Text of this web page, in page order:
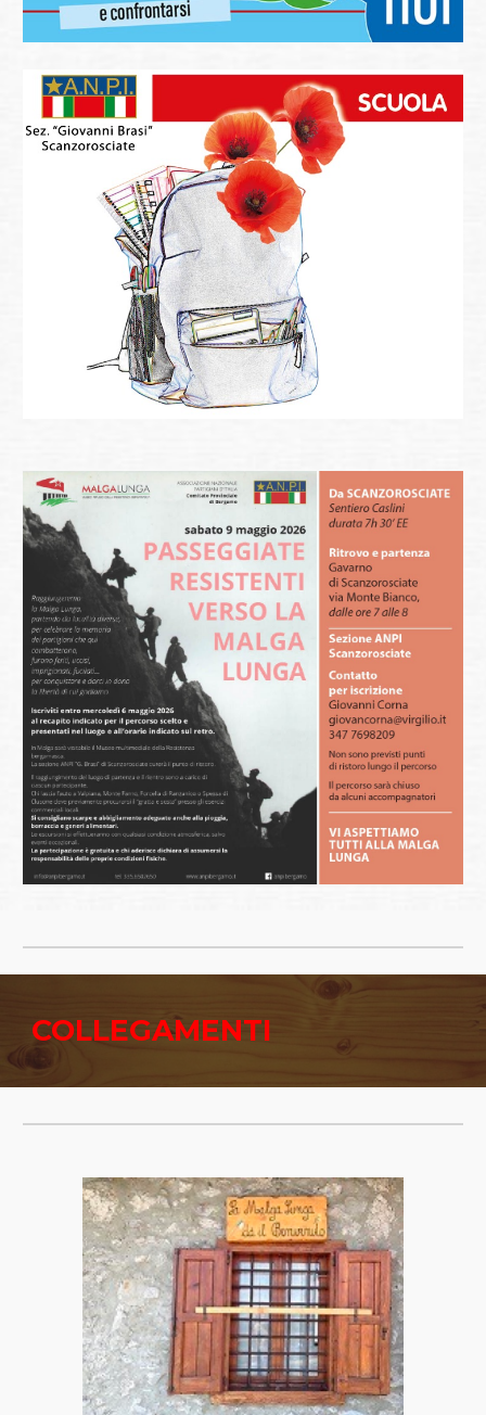
COLLEGAMENTI